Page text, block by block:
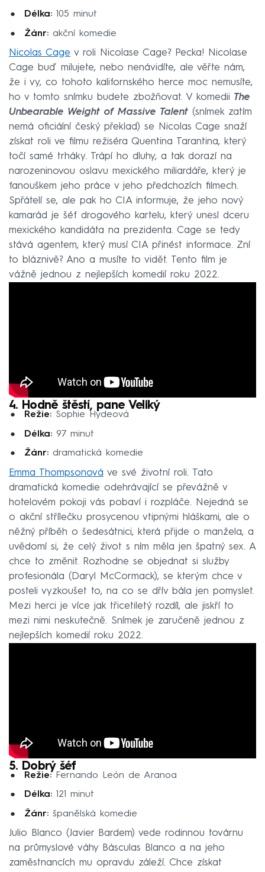
Délka:105 minut
Žánr:akční komedie
Nicolas Cage v roli Nicolase Cage? Pecka! Nicolase
Cage buď milujete, nebo nenávidíte, ale věřte nám,
že i vy, co tohoto kalifornského herce moc nemusíte,
ho v tomto snímku budete zbožňovat. V komedii The
Unbearable Weight of Massive Talent (snímek zatím
nemá oficiální český překlad) se Nicolas Cage snaží
získat roli ve filmu režiséra Quentina Tarantina, který
točí samé trháky. Trápí ho dluhy, a tak dorazí na
narozeninovou oslavu mexického miliardáře, který je
fanouškem jeho práce v jeho předchozích filmech.
Spřátelí se, ale pak ho CIA informuje, že jeho nový
kamarád je šéf drogového kartelu, který unesl dceru
mexického kandidáta na prezidenta. Cage se tedy
stává agentem, který musí CIA přinést informace. Zní
to bláznivě? Ano a musíte to vidět. Tento film je
vážně jednou z nejlepších komedií roku 2022.
4. Hodně štěstí, pane Veliký
Režie:Sophie Hydeová
Délka:97 minut
Žánr:dramatická komedie
Emma Thompsonová ve své životní roli. Tato
dramatická komedie odehrávající se převážně v
hotelovém pokoji vás pobaví i rozpláče. Nejedná se
o akční střílečku prosycenou vtipnými hláškami, ale o
něžný příběh o šedesátnici, která přijde o manžela, a
uvědomí si, že celý život s ním měla jen špatný sex. A
chce to změnit. Rozhodne se objednat si služby
profesionála (Daryl McCormack), se kterým chce v
posteli vyzkoušet to, na co se dřív bála jen pomyslet.
Mezi herci je více jak třicetiletý rozdíl, ale jiskří to
mezi nimi neskutečně. Snímek je zaručeně jednou z
nejlepších komedií roku 2022.
5. Dobrý šéf
Režie:Fernando León de Aranoa
Délka:121 minut
Žánr:španělská komedie
Julio Blanco (Javier Bardem) vede rodinnou továrnu
na průmyslové váhy Básculas Blanco a na jeho
zaměstnancích mu opravdu záleží. Chce získat